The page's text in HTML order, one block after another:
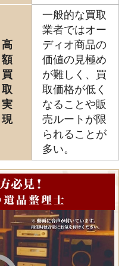
高
額
買
取
実
現
一般的な買取
業者ではオー
ディオ商品の
価値の見極め
が難しく、買
取価格が低く
なることや販
売ルートが限
られることが
多い。